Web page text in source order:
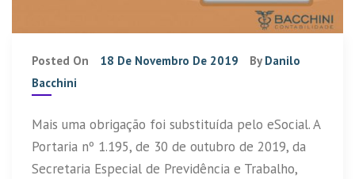
Posted On 18 De Novembro De 2019 By Danilo
Bacchini
Mais uma obrigação foi substituída pelo eSocial. A
Portaria nº 1.195, de 30 de outubro de 2019, da
Secretaria Especial de Previdência e Trabalho,